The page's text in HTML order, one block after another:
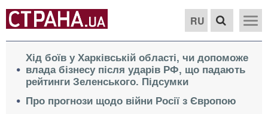
RU
Хід боїв у Харківській області, чи допоможе
влада бізнесу після ударів РФ, що падають
рейтинги Зеленського. Підсумки
Про прогнози щодо війни Росії з Європою